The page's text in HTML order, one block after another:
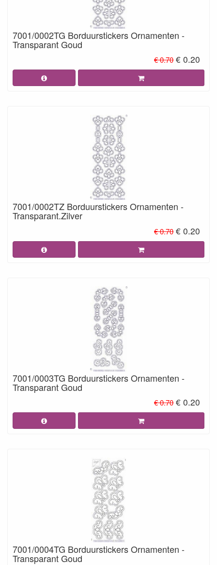
7001/0002TG Borduurstickers Ornamenten -
Transparant Goud
€ 0.70 € 0.20
7001/0002TZ Borduurstickers Ornamenten -
Transparant.Zilver
€ 0.70 € 0.20
7001/0003TG Borduurstickers Ornamenten -
Transparant Goud
€ 0.70 € 0.20
7001/0004TG Borduurstickers Ornamenten -
Transparant Goud